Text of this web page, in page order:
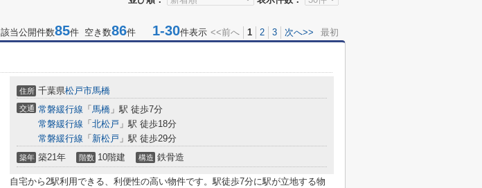
該当公開件数85件 空き数86件 1-30件表示 <<前へ 1 2 3 次へ>> 最初
住所 千葉県松戸市馬橋
交通 常磐緩行線 「 馬橋 」駅 徒歩7分
常磐緩行線 「 北松戸 」駅 徒歩18分
常磐緩行線 「 新松戸 」駅 徒歩29分
築年 築21年 階数 10階建 構造 鉄骨造
自宅から2駅利用できる、利便性の高い物件です。駅徒歩7分に駅が立地する物